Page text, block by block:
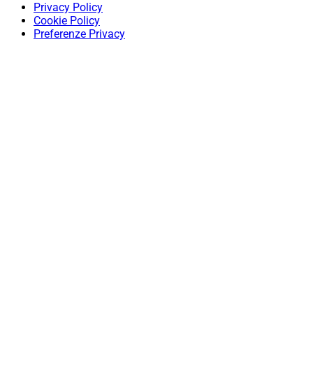
Privacy Policy
Cookie Policy
Preferenze Privacy